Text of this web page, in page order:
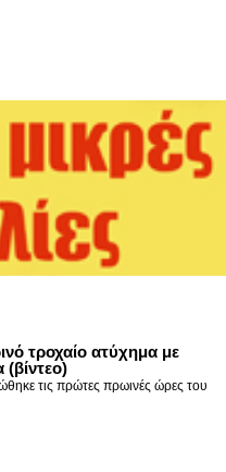
τροχαίο ατύχημα με
(βίντεο)
τις πρώτες πρωινές ώρες του